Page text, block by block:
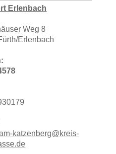
Erlenbach
Weg 8
Erlenbach
katzenberg@kreis-